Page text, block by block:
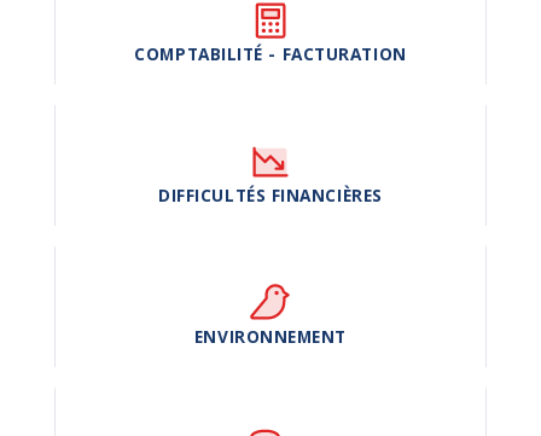
COMPTABILITÉ - FACTURATION
DIFFICULTÉS FINANCIÈRES
ENVIRONNEMENT